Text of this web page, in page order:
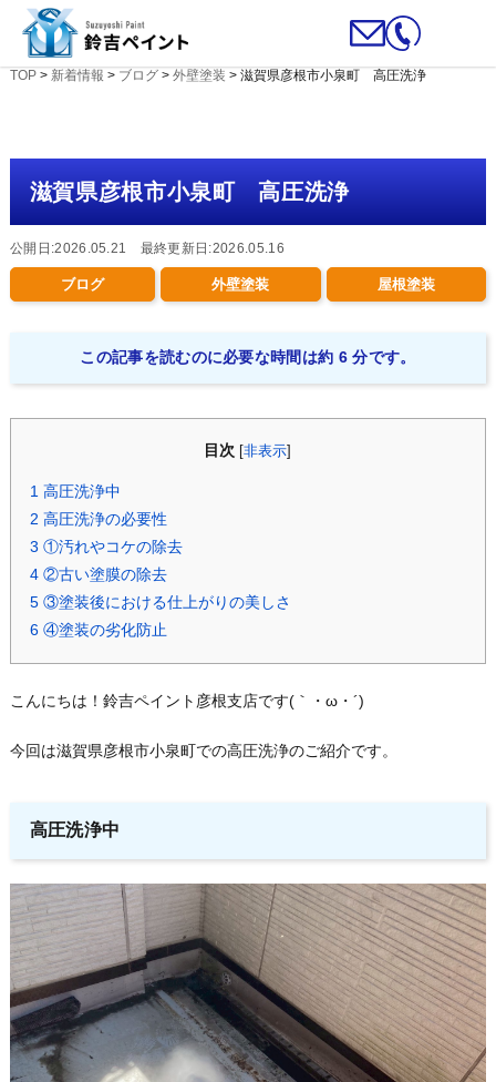
TOP> 新着情報 > ブログ> 外壁塗装 > 滋賀県彦根市小泉町 高圧洗浄
滋賀県彦根市小泉町 高圧洗浄
公開日:2026.05.21 最終更新日:2026.05.16
ブログ 外壁塗装 屋根塗装
この記事を読むのに必要な時間は約 6 分です。
目次 [非表示
1 高圧洗浄中
2 高圧洗浄の必要性
3 ①汚れやコケの除去
4②古い塗膜の除去
5③塗装後における仕上がりの美しさ
6④塗装の劣化防止
こんにちは！鈴吉ペイント彦根支店です(｀・ω・´)ゞ
今回は滋賀県彦根市小泉町での高圧洗浄のご紹介です。
高圧洗浄中